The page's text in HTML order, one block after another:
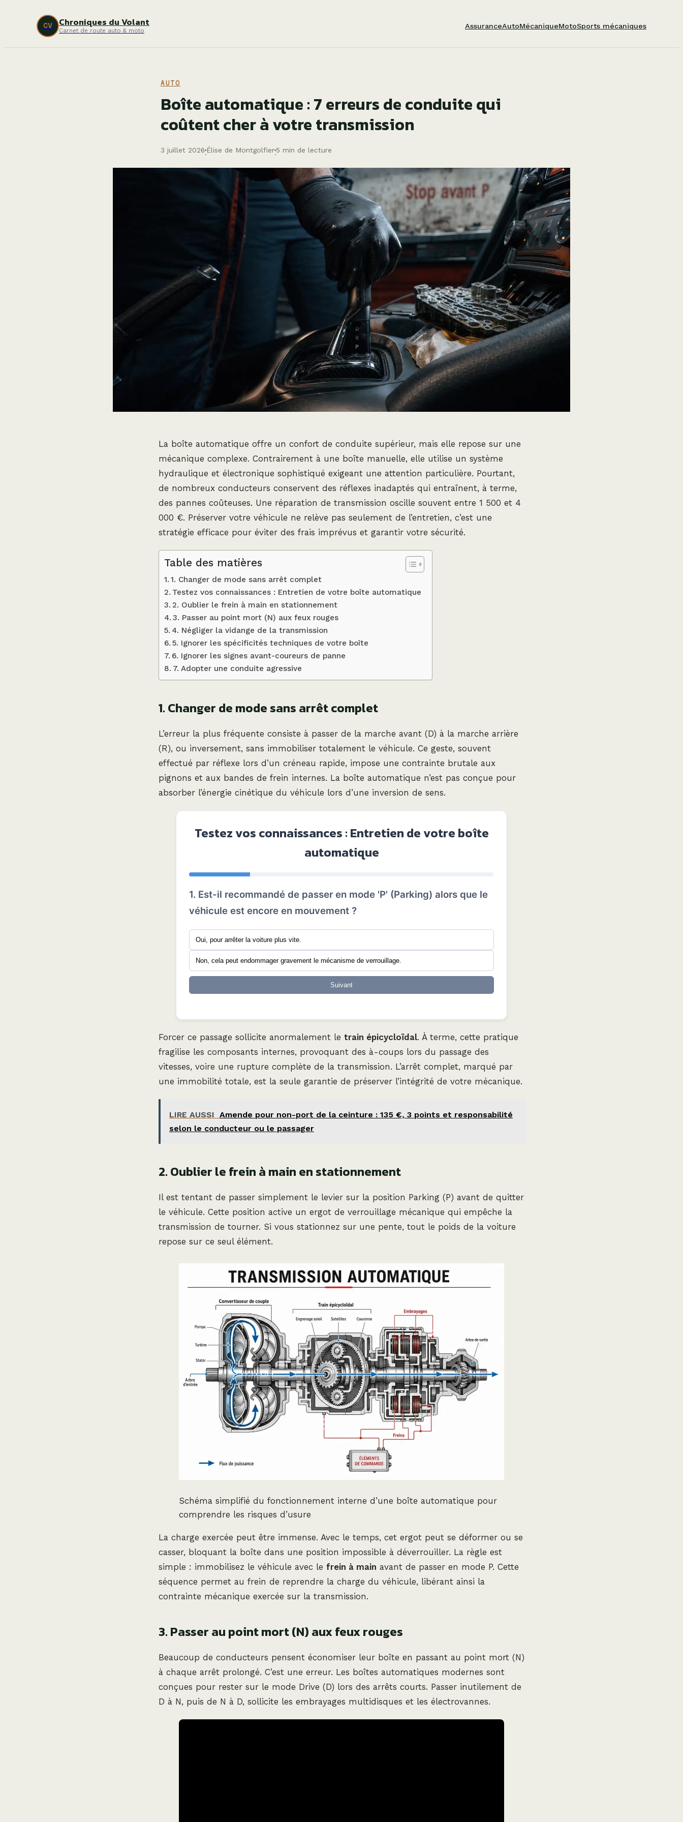
CV Chroniques du Volant
Carnet de route auto & moto
AssuranceAutoMécaniqueMotoSports mécaniques
AUTO
Boîte automatique : 7 erreurs de conduite qui
coûtent cher à votre transmission
3 juillet 2026
·
Élise de Montgolfier
·
5 min de lecture
La boîte automatique offre un confort de conduite supérieur, mais elle repose sur une
mécanique complexe. Contrairement à une boîte manuelle, elle utilise un système
hydraulique et électronique sophistiqué exigeant une attention particulière. Pourtant,
de nombreux conducteurs conservent des réflexes inadaptés qui entraînent, à terme,
des pannes coûteuses. Une réparation de transmission oscille souvent entre 1 500 et 4
000 €. Préserver votre véhicule ne relève pas seulement de l’entretien, c’est une
stratégie efficace pour éviter des frais imprévus et garantir votre sécurité.
Table des matières
1. Changer de mode sans arrêt complet
Testez vos connaissances : Entretien de votre boîte automatique
2. Oublier le frein à main en stationnement
3. Passer au point mort (N) aux feux rouges
4. Négliger la vidange de la transmission
5. Ignorer les spécificités techniques de votre boîte
6. Ignorer les signes avant-coureurs de panne
7. Adopter une conduite agressive
1. Changer de mode sans arrêt complet
L’erreur la plus fréquente consiste à passer de la marche avant (D) à la marche arrière
(R), ou inversement, sans immobiliser totalement le véhicule. Ce geste, souvent
effectué par réflexe lors d’un créneau rapide, impose une contrainte brutale aux
pignons et aux bandes de frein internes. La boîte automatique n’est pas conçue pour
absorber l’énergie cinétique du véhicule lors d’une inversion de sens.
Testez vos connaissances : Entretien de votre boîte
automatique
1. Est-il recommandé de passer en mode 'P' (Parking) alors que le
véhicule est encore en mouvement ?
Oui, pour arrêter la voiture plus vite.
Non, cela peut endommager gravement le mécanisme de verrouillage.
Suivant
Forcer ce passage sollicite anormalement le train épicycloïdal. À terme, cette pratique
fragilise les composants internes, provoquant des à-coups lors du passage des
vitesses, voire une rupture complète de la transmission. L’arrêt complet, marqué par
une immobilité totale, est la seule garantie de préserver l’intégrité de votre mécanique.
LIRE AUSSI Amende pour non-port de la ceinture : 135 €, 3 points et responsabilité
selon le conducteur ou le passager
2. Oublier le frein à main en stationnement
Il est tentant de passer simplement le levier sur la position Parking (P) avant de quitter
le véhicule. Cette position active un ergot de verrouillage mécanique qui empêche la
transmission de tourner. Si vous stationnez sur une pente, tout le poids de la voiture
repose sur ce seul élément.
Schéma simplifié du fonctionnement interne d’une boîte automatique pour
comprendre les risques d’usure
La charge exercée peut être immense. Avec le temps, cet ergot peut se déformer ou se
casser, bloquant la boîte dans une position impossible à déverrouiller. La règle est
simple : immobilisez le véhicule avec le frein à main avant de passer en mode P. Cette
séquence permet au frein de reprendre la charge du véhicule, libérant ainsi la
contrainte mécanique exercée sur la transmission.
3. Passer au point mort (N) aux feux rouges
Beaucoup de conducteurs pensent économiser leur boîte en passant au point mort (N)
à chaque arrêt prolongé. C’est une erreur. Les boîtes automatiques modernes sont
conçues pour rester sur le mode Drive (D) lors des arrêts courts. Passer inutilement de
D à N, puis de N à D, sollicite les embrayages multidisques et les électrovannes.